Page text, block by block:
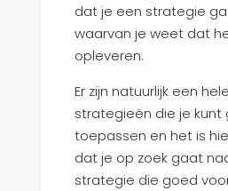
dat je een strategie
waarvan je weet dat
opleveren.
Er zijn natuurlijk een
strategieën die je kunt
toepassen en het is
dat je op zoek gaat
strategie die goed